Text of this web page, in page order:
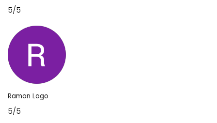
5/5
Ramon Lago
5/5